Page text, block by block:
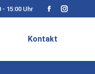
- 15:00 Uhr
Facebook
opens
Kontakt